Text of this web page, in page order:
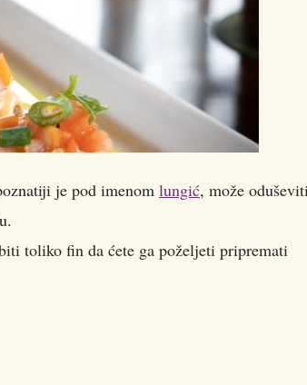
je pod imenom lungić, može
toliko fin da ćete ga poželjeti pripremati